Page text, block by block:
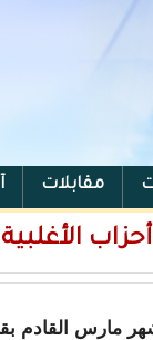
مقابلات
شهر مارس